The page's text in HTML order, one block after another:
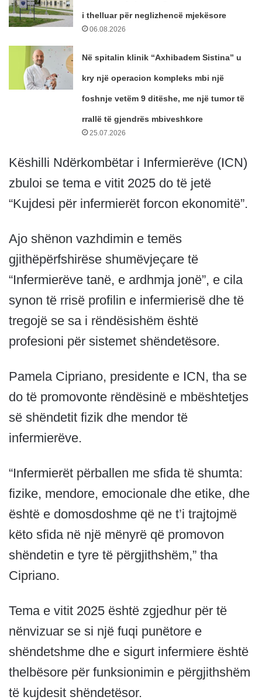
i thelluar për neglizhencë mjekësore
06.08.2026
Në spitalin klinik “Axhibadem Sistina” u
kry një operacion kompleks mbi një
foshnje vetëm 9 ditëshe, me një tumor të
rrallë të gjendrës mbiveshkore
25.07.2026
Këshilli Ndërkombëtar i Infermierëve (ICN)
zbuloi se tema e vitit 2025 do të jetë
“Kujdesi për infermierët forcon ekonomitë”.
Ajo shënon vazhdimin e temës
gjithëpërfshirëse shumëvjeçare të
“Infermierëve tanë, e ardhmja jonë”, e cila
synon të rrisë profilin e infermierisë dhe të
tregojë se sa i rëndësishëm është
profesioni për sistemet shëndetësore.
Pamela Cipriano, presidente e ICN, tha se
do të promovonte rëndësinë e mbështetjes
së shëndetit fizik dhe mendor të
infermierëve.
“Infermierët përballen me sfida të shumta:
fizike, mendore, emocionale dhe etike, dhe
është e domosdoshme që ne t’i trajtojmë
këto sfida në një mënyrë që promovon
shëndetin e tyre të përgjithshëm,” tha
Cipriano.
Tema e vitit 2025 është zgjedhur për të
nënvizuar se si një fuqi punëtore e
shëndetshme dhe e sigurt infermiere është
thelbësore për funksionimin e përgjithshëm
të kujdesit shëndetësor.